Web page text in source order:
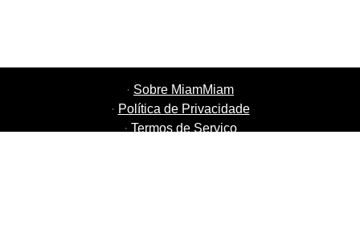
· Sobre MiamMiam
· Política de Privacidade
· Termos de Serviço